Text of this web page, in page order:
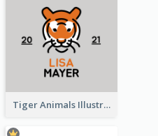
Tiger Animals Illustrations Cute Logo